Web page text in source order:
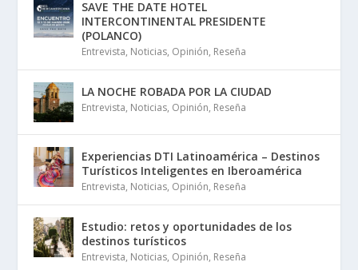
SAVE THE DATE HOTEL
INTERCONTINENTAL PRESIDENTE
(POLANCO)
Entrevista, Noticias, Opinión, Reseña
LA NOCHE ROBADA POR LA CIUDAD
Entrevista, Noticias, Opinión, Reseña
Experiencias DTI Latinoamérica – Destinos
Turísticos Inteligentes en Iberoamérica
Entrevista, Noticias, Opinión, Reseña
Estudio: retos y oportunidades de los
destinos turísticos
Entrevista, Noticias, Opinión, Reseña